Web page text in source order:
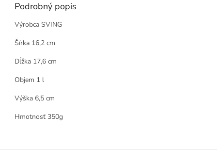
Podrobný popis
Výrobca SVING
Šírka 16,2 cm
Dĺžka 17,6 cm
Objem 1 l
Výška 6,5 cm
Hmotnosť 350g
Z